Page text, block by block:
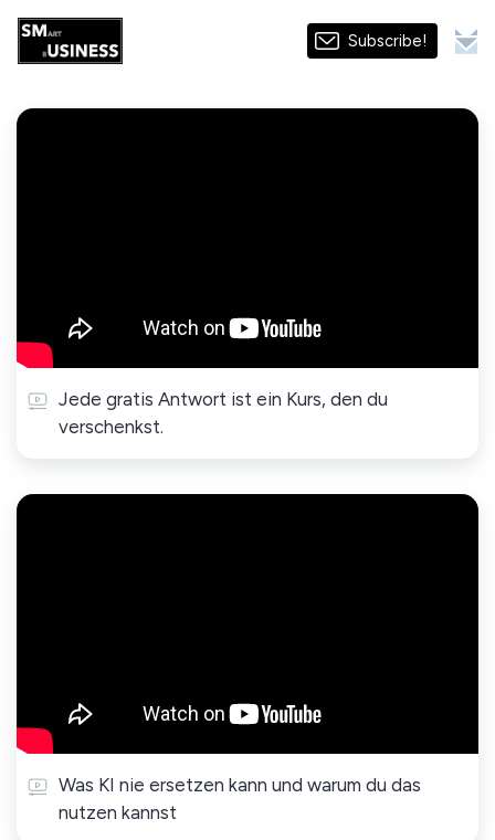
Subscribe!
Jede gratis Antwort ist ein Kurs, den du
verschenkst.
Was KI nie ersetzen kann und warum du das
nutzen kannst